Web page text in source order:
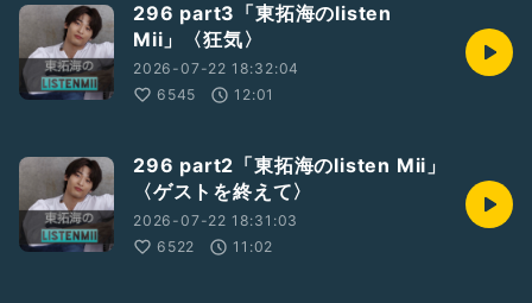
296 part3「東拓海のlisten
Mii」〈狂気〉
2026-07-22 18:32:04
6545
12:01
296 part2「東拓海のlisten Mii」
〈ゲストを終えて〉
2026-07-22 18:31:03
6522
11:02